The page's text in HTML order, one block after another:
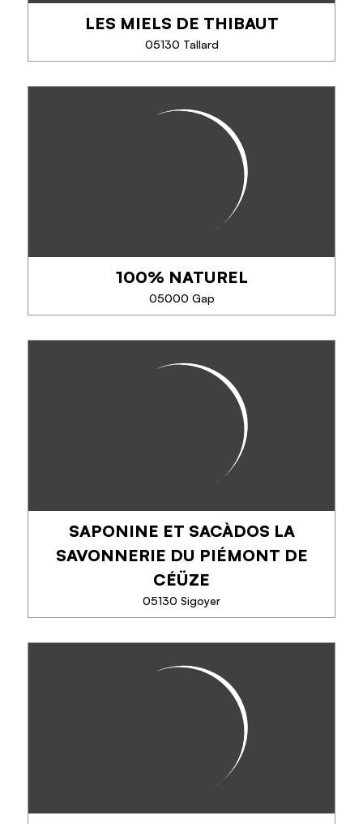
TÉLÉPHONE
EN SAVOIR PLUS
LES MIELS DE THIBAUT
05130 Tallard
Apiculteur producteur. Passionné par les abeilles, je
produis, récolte et mets en pot. Commandes par
téléphone, mail -Vente en commerces, aux offices
de tourisme de Tallard et Gap. Pots de...
TÉLÉPHONE
EN SAVOIR PLUS
100% NATUREL
05000 Gap
Passionné de nature je cueille des plantes, fleurs,
champignons, baies sauvages dans les montagnes
des Hautes Alpes. Avec lesquels je confectionne
EN SAVOIR PLUS
SAPONINE ET SACÀDOS LA
SAVONNERIE DU PIÉMONT DE
CÉÜZE
05130 Sigoyer
SAVONNERIE DU PIÉMONT DE
Une savonnerie artisanale en saponification à froid,
je sélectionne avec le plus grand soin des matières
premières, issues de l'agriculture biologique,
équitable, naturelles ou sauvages....